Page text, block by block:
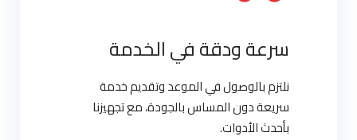
سرعة ودقة في الخدمة
نلتزم بالوصول في الموعد وتقديم خدمة
سريعة دون المساس بالجودة، مع تجهيزنا
بأحدث الأدوات.